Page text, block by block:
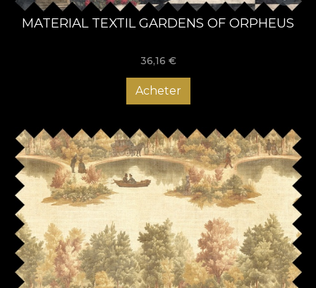
MATERIAL TEXTIL GARDENS OF ORPHEUS
36,16 €
Acheter